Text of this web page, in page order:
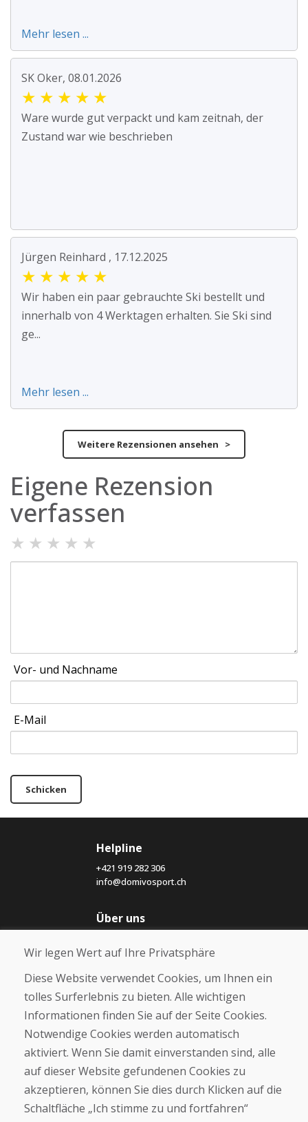
Mehr lesen ...
SK Oker, 08.01.2026
★ ★ ★ ★ ★
Ware wurde gut verpackt und kam zeitnah, der
Zustand war wie beschrieben
Jürgen Reinhard , 17.12.2025
★ ★ ★ ★ ★
Wir haben ein paar gebrauchte Ski bestellt und
innerhalb von 4 Werktagen erhalten. Sie Ski sind
ge...
Mehr lesen ...
Weitere Rezensionen ansehen >
Eigene Rezension
verfassen
★ ★ ★ ★ ★
Vor- und Nachname
E-Mail
Schicken
Helpline
+421 919 282 306
info@domivosport.ch
Über uns
Über uns
Kontakt
Kaufen
E-Shop
Geschäftsbedingungen
Zahlung
Beschwerde
Rückgabe und Umtausch von Waren
Wir legen Wert auf Ihre Privatsphäre
Diese Website verwendet Cookies, um Ihnen ein
tolles Surferlebnis zu bieten. Alle wichtigen
Informationen finden Sie auf der Seite Cookies.
Notwendige Cookies werden automatisch
aktiviert. Wenn Sie damit einverstanden sind, alle
auf dieser Website gefundenen Cookies zu
akzeptieren, können Sie dies durch Klicken auf die
Schaltfläche „Ich stimme zu und fortfahren“